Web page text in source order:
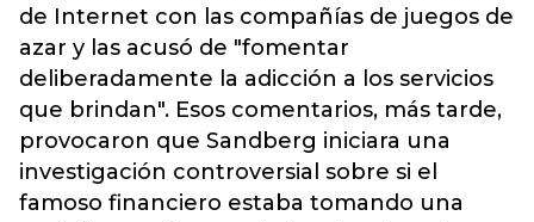
de Internet con las compañías de juegos de
azar y las acusó de "fomentar
deliberadamente la adicción a los servicios
que brindan". Esos comentarios, más tarde,
provocaron que Sandberg iniciara una
investigación controversial sobre si el
famoso financiero estaba tomando una